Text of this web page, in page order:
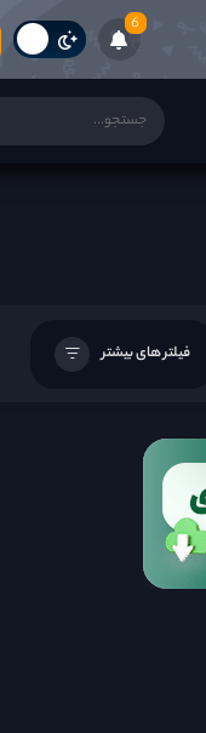
6
فیلتر های بیشتر